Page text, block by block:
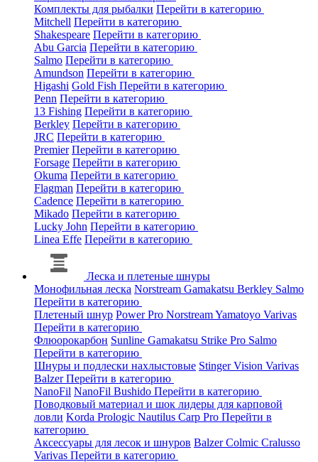
Комплекты для рыбалки Перейти в категорию
Mitchell Перейти в категорию
Shakespeare Перейти в категорию
Abu Garcia Перейти в категорию
Salmo Перейти в категорию
Amundson Перейти в категорию
Higashi Gold Fish Перейти в категорию
Penn Перейти в категорию
13 Fishing Перейти в категорию
Berkley Перейти в категорию
JRC Перейти в категорию
Premier Перейти в категорию
Forsage Перейти в категорию
Okuma Перейти в категорию
Flagman Перейти в категорию
Cadence Перейти в категорию
Mikado Перейти в категорию
Lucky John Перейти в категорию
Linea Effe Перейти в категорию
Леска и плетеные шнуры
Монофильная леска Norstream Gamakatsu Berkley Salmo
Перейти в категорию
Плетеный шнур Power Pro NorstreamYamatoyo Varivas
Перейти в категорию
Флюорокарбон Sunline Gamakatsu Strike Pro Salmo
Перейти в категорию
Шнуры и подлески нахлыстовые StingerVision Varivas
BalzerПерейти в категорию
NanoFil NanoFil Bushido Перейти в категорию
Поводковый материал и шок лидеры для карповой
ловли Korda Prologic Nautilus Carp Pro Перейти в
категорию
Аксессуары для лесок и шнуров BalzerColmic Cralusso
Varivas Перейти в категорию